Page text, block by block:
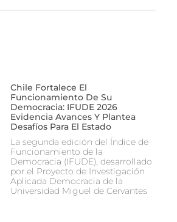
Chile Fortalece El
Funcionamiento De Su
Democracia: IFUDE 2026
Evidencia Avances Y Plantea
Desafíos Para El Estado
La segunda edición del Índice de
Funcionamiento de la
Democracia (IFUDE), desarrollado
por el Proyecto de Investigación
Aplicada Democracia de la
Universidad Miguel de Cervantes